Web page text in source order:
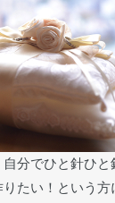
分でひと針ひ
たい！という方